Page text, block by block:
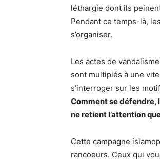
léthargie dont ils
Pendant ce temps-là,
s’organiser.
Les actes de
sont multipiés à une
s’interroger sur les
Comment se défendre,
ne retient l’attention
Cette campagne
rancoeurs. Ceux qui